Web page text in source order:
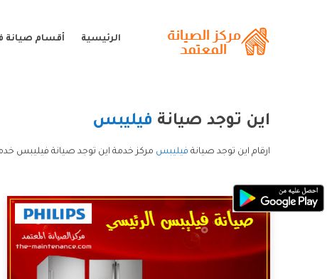
الرئيسية أقسام صيانة
اين توجد صيانة فيليبس
ارقام اين توجد صيانة فيليبس مركز خدمة اين توجد صيانة فيليبس